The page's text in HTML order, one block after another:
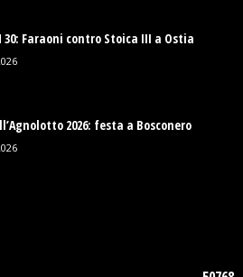
30: Faraoni contro Stoica III a Ostia
2026: festa a Bosconero